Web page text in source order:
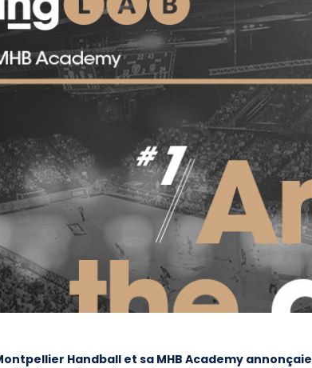
Handball et sa MHB Academy